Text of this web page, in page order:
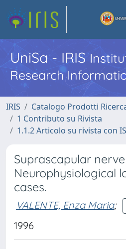
UniSa - IRIS
Research
IRIS
Catalogo Prodotti
1 Contributo su Rivista
1.1.2 Articolo su rivista con
Suprascapular
Neurophysiological
cases.
VALENTE, Enza Maria;
1996